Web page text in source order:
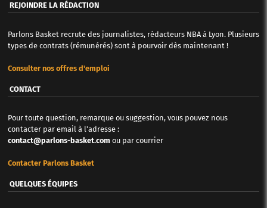
REJOINDRE LA RÉDACTION
Parlons Basket recrute des journalistes, rédacteurs NBA à Lyon. Plusieurs
types de contrats (rémunérés) sont à pourvoir dès maintenant !
Consulter nos offres d'emploi
CONTACT
Pour toute question, remarque ou suggestion, vous pouvez nous
contacter par email à l'adresse :
contact@parlons-basket.com ou par courrier
Contacter Parlons Basket
QUELQUES ÉQUIPES